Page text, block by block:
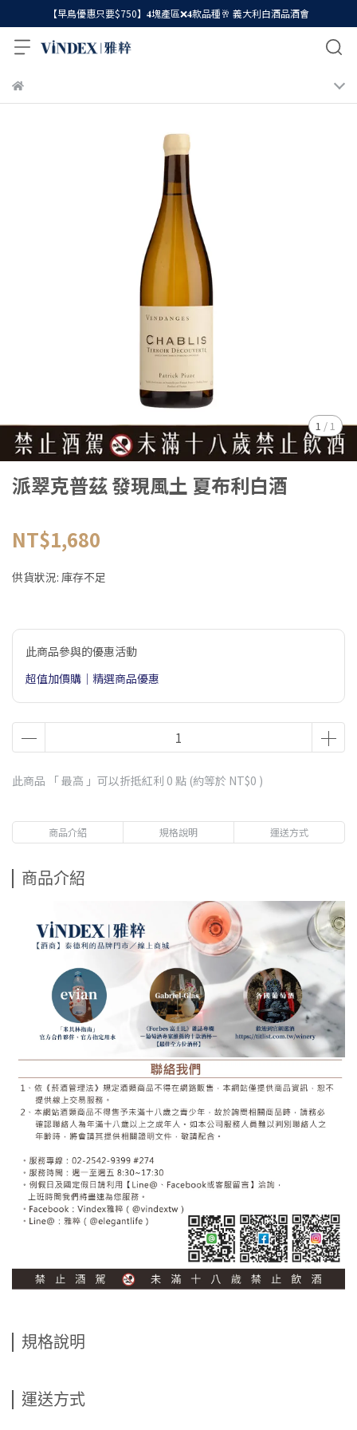
【早鳥優惠只要$750】𝟒塊產區❌𝟒款品種🥂 義大利白酒品酒會
1 / 1
派翠克普茲 發現風土 夏布利白酒
NT$1,680
供貨狀況: 庫存不足
此商品參與的優惠活動
超值加價購｜精選商品優惠
此商品 「 最高 」可以折抵紅利 0 點 (約等於 NT$0 )
商品介紹 規格說明 運送方式
商品介紹
規格說明
運送方式